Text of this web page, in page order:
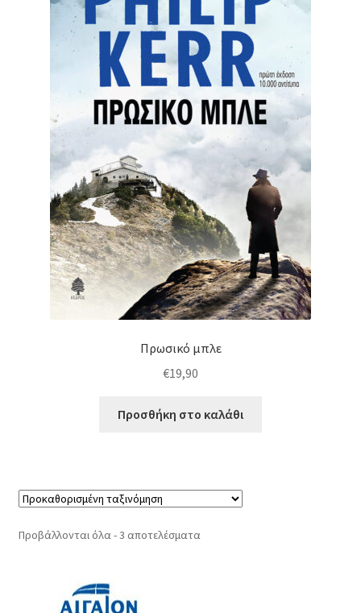
Πρωσικό μπλε
€19,90
Προσθήκη στο καλάθι
Προβάλλονται όλα - 3 αποτελέσματα